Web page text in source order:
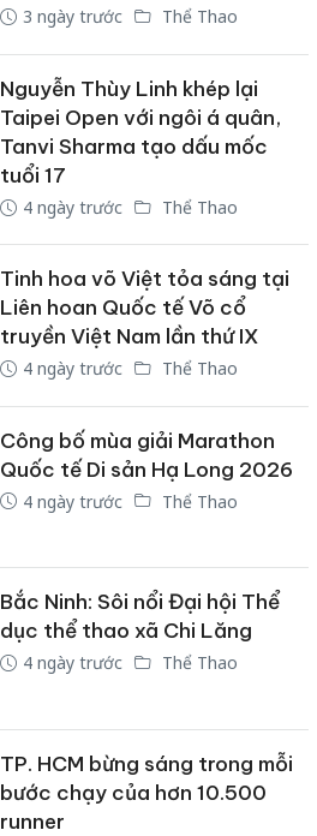
3 ngày trước Thể Thao
Nguyễn Thùy Linh khép lại
Taipei Open với ngôi á quân,
Tanvi Sharma tạo dấu mốc
tuổi 17
4 ngày trước Thể Thao
Tinh hoa võ Việt tỏa sáng tại
Liên hoan Quốc tế Võ cổ
truyền Việt Nam lần thứ IX
4 ngày trước Thể Thao
Công bố mùa giải Marathon
Quốc tế Di sản Hạ Long 2026
4 ngày trước Thể Thao
Bắc Ninh: Sôi nổi Đại hội Thể
dục thể thao xã Chi Lăng
4 ngày trước Thể Thao
TP. HCM bừng sáng trong mỗi
bước chạy của hơn 10.500
runner